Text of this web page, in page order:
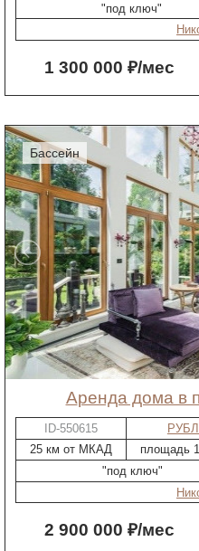
"под ключ"
1 300 000 ₽/мес
бассейн
Аренда дома в
ID-550615
25 км от МКАД
площадь
"под ключ"
2 900 000 ₽/мес